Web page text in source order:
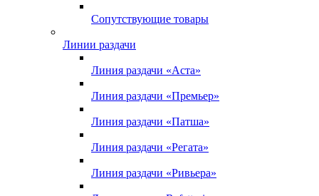
Сопутствующие товары
Линии раздачи
Линия раздачи «Аста»
Линия раздачи «Премьер»
Линия раздачи «Патша»
Линия раздачи «Регата»
Линия раздачи «Ривьера»